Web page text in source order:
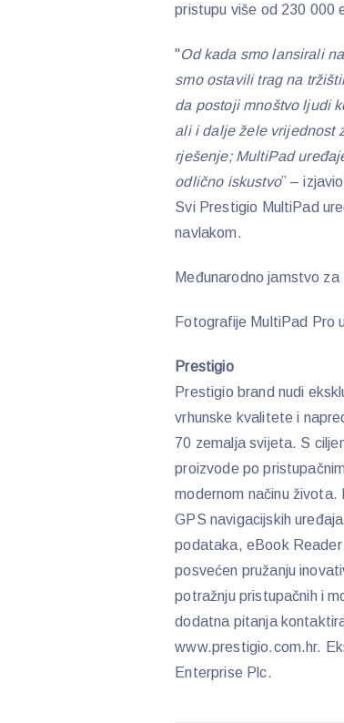
pristupu više od 230 000
"Od kada smo lansirali
smo ostavili trag na
da postoji mnoštvo ljudi
ali i dalje žele vrijednost
rješenje; MultiPad
odlično iskustvo” –
Svi Prestigio MultiPad
navlakom.
Međunarodno jamstvo
Fotografije MultiPad Pro
Prestigio
Prestigio brand nudi
vrhunske kvalitete i
70 zemalja svijeta. S
proizvode po
modernom načinu
GPS navigacijskih
podataka, eBook
posvećen pružanju
potražnju pristupačnih i
dodatna pitanja
www.prestigio.com.hr.
Enterprise Plc.